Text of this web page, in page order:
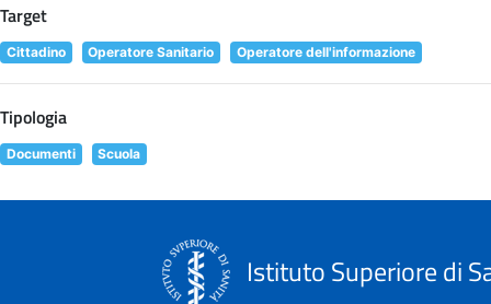
Target
Cittadino Operatore Sanitario Operatore dell'informazione
Tipologia
Documenti Scuola
Istituto Superiore di